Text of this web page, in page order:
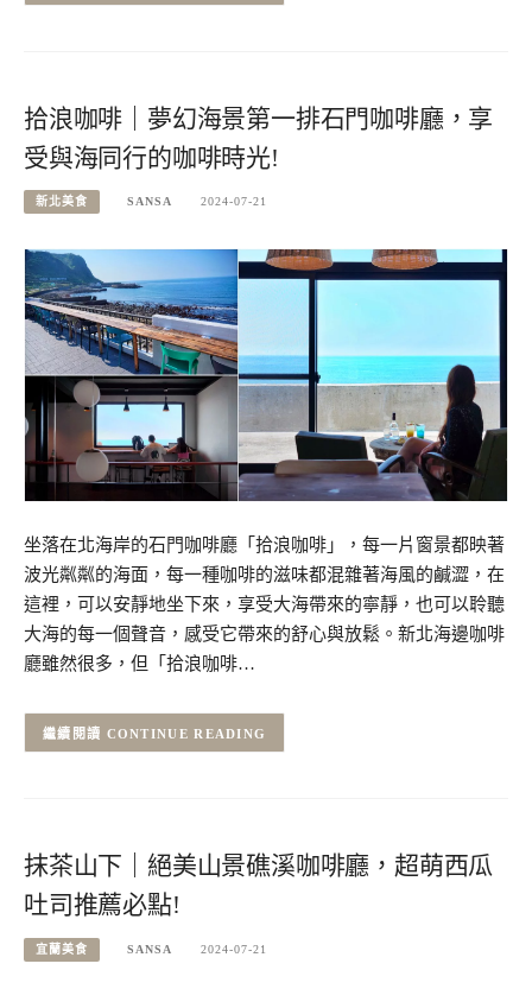
拾浪咖啡｜夢幻海景第一排石門咖啡廳，享
受與海同行的咖啡時光!
新北美食 SANSA 2024-07-21
坐落在北海岸的石門咖啡廳「拾浪咖啡」，每一片窗景都映著
波光粼粼的海面，每一種咖啡的滋味都混雜著海風的鹹澀，在
這裡，可以安靜地坐下來，享受大海帶來的寧靜，也可以聆聽
大海的每一個聲音，感受它帶來的舒心與放鬆。新北海邊咖啡
廳雖然很多，但「拾浪咖啡…
CONTINUE READING
抹茶山下｜絕美山景礁溪咖啡廳，超萌西瓜
吐司推薦必點!
宜蘭美食 SANSA 2024-07-21